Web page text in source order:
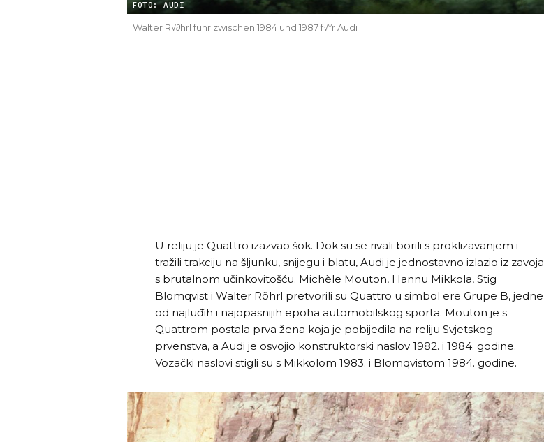
FOTO: AUDI
Walter R√∂hrl fuhr zwischen 1984 und 1987 f√ºr Audi
U reliju je Quattro izazvao šok. Dok su se rivali borili s proklizavanjem i
tražili trakciju na šljunku, snijegu i blatu, Audi je jednostavno izlazio iz zavoja
s brutalnom učinkovitošću. Michèle Mouton, Hannu Mikkola, Stig
Blomqvist i Walter Röhrl pretvorili su Quattro u simbol ere Grupe B, jedne
od najluđih i najopasnijih epoha automobilskog sporta. Mouton je s
Quattrom postala prva žena koja je pobijedila na reliju Svjetskog
prvenstva, a Audi je osvojio konstruktorski naslov 1982. i 1984. godine.
Vozački naslovi stigli su s Mikkolom 1983. i Blomqvistom 1984. godine.